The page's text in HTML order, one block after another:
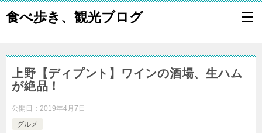
食べ歩き、観光ブログ
上野【ディプント】ワインの酒場、生ハム
が絶品！
公開日： 2019年4月7日
グルメ